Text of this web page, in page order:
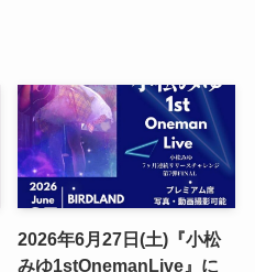
2026年6月27日(土)『小松
みゆ1stOnemanLive』に